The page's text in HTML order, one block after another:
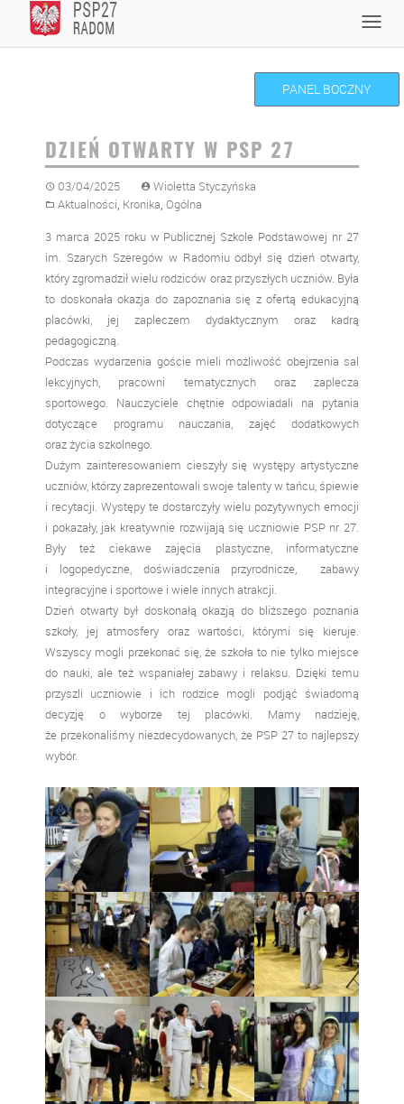
content
PANEL BOCZNY
DZIEŃ OTWARTY W PSP 27
03/04/2025
Wioletta Styczyńska
Aktualności, Kronika, Ogólna
3 marca 2025 roku w Publicznej Szkole Podstawowej nr 27
im. Szarych Szeregów w Radomiu odbył się dzień otwarty,
który zgromadził wielu rodziców oraz przyszłych uczniów. Była
to doskonała okazja do zapoznania się z ofertą edukacyjną
placówki, jej zapleczem dydaktycznym oraz kadrą
pedagogiczną.
Podczas wydarzenia goście mieli możliwość obejrzenia sal
lekcyjnych, pracowni tematycznych oraz zaplecza
sportowego. Nauczyciele chętnie odpowiadali na pytania
dotyczące programu nauczania, zajęć dodatkowych
oraz życia szkolnego.
Dużym zainteresowaniem cieszyły się występy artystyczne
uczniów, którzy zaprezentowali swoje talenty w tańcu, śpiewie
i recytacji. Występy te dostarczyły wielu pozytywnych emocji
i pokazały, jak kreatywnie rozwijają się uczniowie PSP nr 27.
Były też ciekawe zajęcia plastyczne, informatyczne
i logopedyczne, doświadczenia przyrodnicze, zabawy
integracyjne i sportowe i wiele innych atrakcji.
Dzień otwarty był doskonałą okazją do bliższego poznania
szkoły, jej atmosfery oraz wartości, którymi się kieruje.
Wszyscy mogli przekonać się, że szkoła to nie tylko miejsce
do nauki, ale też wspaniałej zabawy i relaksu. Dzięki temu
przyszli uczniowie i ich rodzice mogli podjąć świadomą
decyzję o wyborze tej placówki. Mamy nadzieję,
że przekonaliśmy niezdecydowanych, że PSP 27 to najlepszy
wybór.